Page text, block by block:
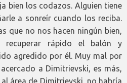
bien los codazos. Alguien tiene
a sonreír cuando los reciba.
que no nos hacen ningún bien,
recuperar rápido el balón y
agredido por él. Muy mal por
a Dimitrievski, es más,
área de Dimitrievski, no habría